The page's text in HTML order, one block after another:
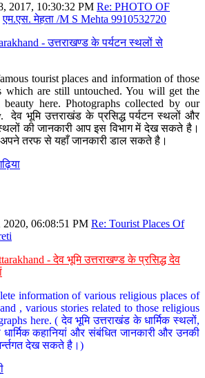
2017, 10:30:32 PM Re: PHOTO OF
एम.एस. मेहता /M S Mehta 9910532720
- उत्तराखण्ड के पर्यटन स्थलों से
tourist places and information of those
which are still untouched. You will get the
here. Photographs collected by our
देव भूमि उत्तराखंड के प्रसिद्ध पर्यटन स्थलों और
की जानकारी आप इस विभाग में देख सकते है।
तरफ से यहाँ जानकारी डाल सकते है।
2020, 06:08:51 PM Re: Tourist Places Of
- देव भूमि उत्तराखण्ड के प्रसिद्ध देव
information of various religious places of
, various stories related to those religious
here. ( देव भूमि उत्तराखंड के धार्मिक स्थलों,
कहानियां और संबंधित जानकारी और उनकी
देख सकते है।)